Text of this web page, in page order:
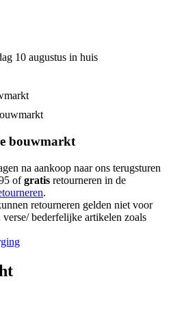
10 augustus in huis
bouwmarkt
na aankoop naar ons terugsturen
ofgratis retourneren in de
.
retourneren gelden niet voor
bederfelijke artikelen zoals